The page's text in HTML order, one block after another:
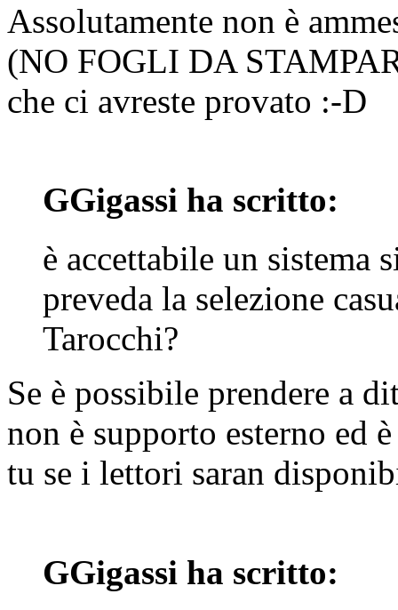
Assolutamente non è
(NO FOGLI DA
che ci avreste provato :-D
GGigassi ha scritto:
è accettabile un sistema
preveda la selezione
Tarocchi?
Se è possibile prendere a
non è supporto esterno ed
tu se i lettori saran
GGigassi ha scritto: